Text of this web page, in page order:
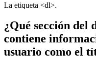
La etiqueta <dl>.
¿Qué sección
contiene
usuario como el